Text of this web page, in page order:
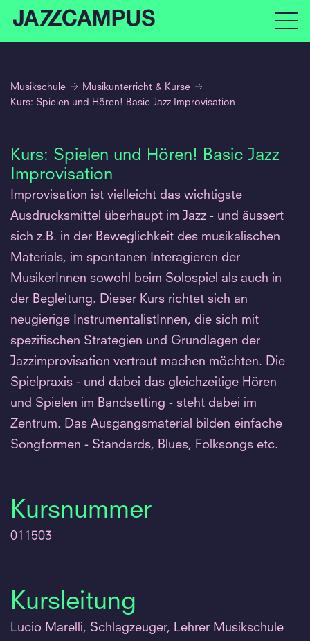
Musikschule
Musikunterricht & Kurse
Kurs: Spielen und Hören! Basic Jazz Improvisation
Kurs: Spielen und Hören! Basic Jazz
Improvisation
Improvisation ist vielleicht das wichtigste
Ausdrucksmittel überhaupt im Jazz - und äussert
sich z.B. in der Beweglichkeit des musikalischen
Materials, im spontanen Interagieren der
MusikerInnen sowohl beim Solospiel als auch in
der Begleitung. Dieser Kurs richtet sich an
neugierige InstrumentalistInnen, die sich mit
spezifischen Strategien und Grundlagen der
Jazzimprovisation vertraut machen möchten. Die
Spielpraxis - und dabei das gleichzeitige Hören
und Spielen im Bandsetting - steht dabei im
Zentrum. Das Ausgangsmaterial bilden einfache
Songformen - Standards, Blues, Folksongs etc.
Kursnummer
011503
Kursleitung
Lucio Marelli, Schlagzeuger, Lehrer Musikschule